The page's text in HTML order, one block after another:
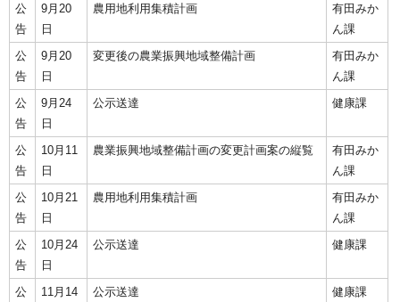
公
告
9月20
日
農用地利用集積計画
有田みか
ん課
公
告
9月20
日
変更後の農業振興地域整備計画
有田みか
ん課
公
告
9月24
日
公示送達 健康課
公
告
10月11
日
農業振興地域整備計画の変更計画案の縦覧
有田みか
ん課
公
告
10月21
日
農用地利用集積計画
有田みか
ん課
公
告
10月24
日
公示送達 健康課
公
11月14
公示送達 健康課